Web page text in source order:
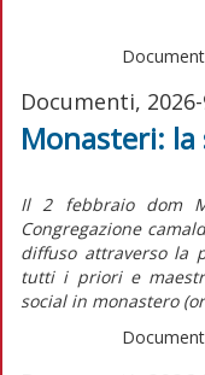
Documenti,
Monasteri: la
Il 2 febbraio dom
Congregazione
diffuso attraverso la
tutti i priori e
social in monastero